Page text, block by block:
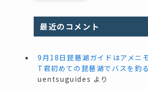
最近のコメント
9月18日琵琶湖ガイドはアメニ
T君初めての琵琶湖でバスを釣
uentsuguides より